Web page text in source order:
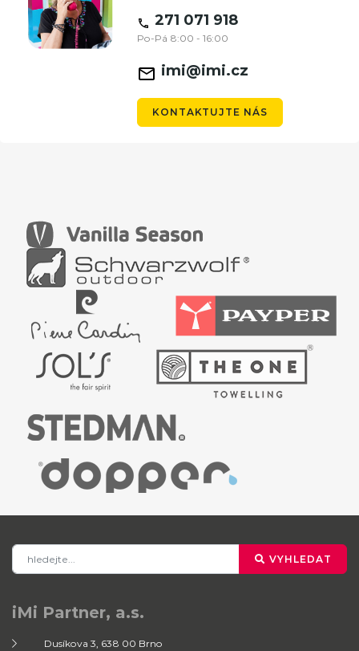
271 071 918
Po-Pá 8:00 - 16:00
imi@imi.cz
KONTAKTUJTE NÁS
VYHLEDAT
iMi Partner, a.s.
Dusíkova 3, 638 00 Brno